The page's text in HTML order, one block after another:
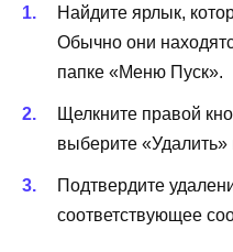
Найдите ярлык,
Обычно они
папке «Меню Пуск».
Щелкните правой
выберите «Удалить»
Подтвердите
соответствующее